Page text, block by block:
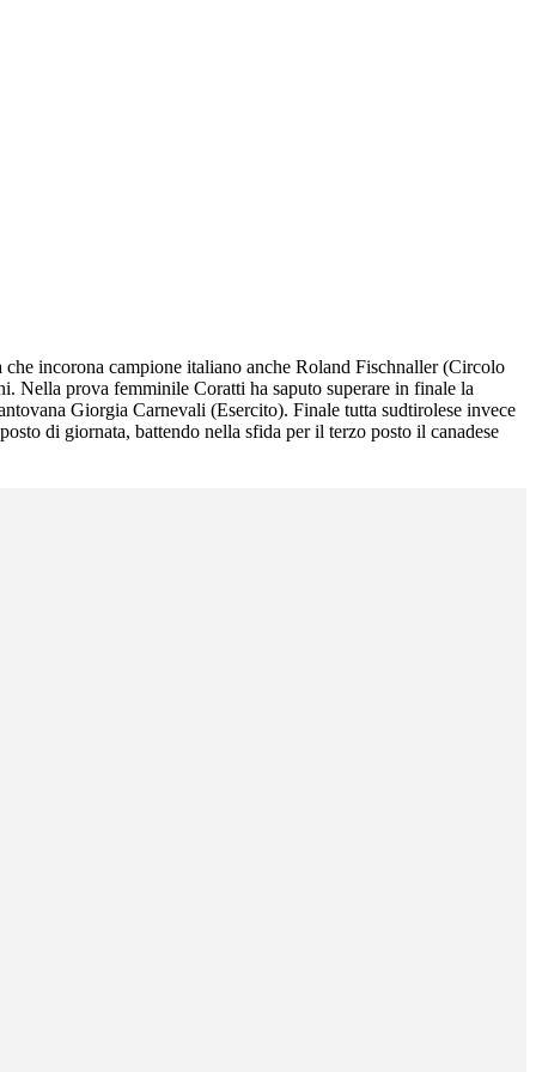
incorona campione italiano anche Roland Fischnaller (Circolo
Nella prova femminile Coratti ha saputo superare in finale la
Giorgia Carnevali (Esercito). Finale tutta sudtirolese invece
di giornata, battendo nella sfida per il terzo posto il canadese